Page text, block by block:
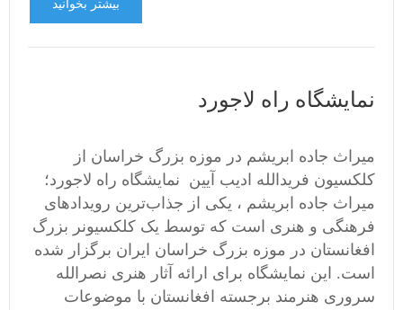
بیشتر بخوانید
نمایشگاه راه لاجورد
میراث جاده ابریشم در موزه بزرگ خراسان از
کلکسیون فریدالله ادیب آیین نمایشگاه راه لاجورد؛
میراث جاده ابریشم ، یکی از جذاب‌ترین رویدادهای
فرهنگی و هنری است که توسط یک کلکسیونر بزرگ
افغانستان در موزه بزرگ خراسان ایران برگزار شده
است. این نمایشگاه برای ارائه آثار هنری نصرالله
سروری هنرمند برجسته افغانستان با موضوعات